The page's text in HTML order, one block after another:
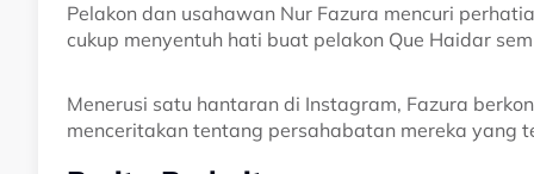
Pelakon dan usahawan Nur Fazura mencuri
cukup menyentuh hati buat pelakon Que Haidar
Menerusi satu hantaran di Instagram, Fazura
menceritakan tentang persahabatan mereka yang